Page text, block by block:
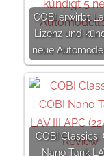
COBI erwirbt
Lizenz und
neue
COBI Classics:
Nano Tank